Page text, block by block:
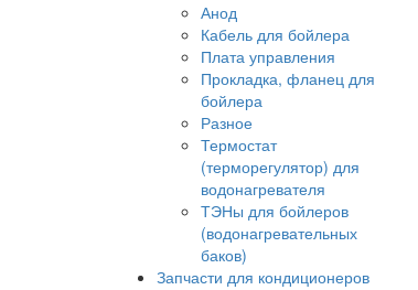
Анод
Кабель для бойлера
Плата управления
Прокладка, фланец для
бойлера
Разное
Термостат
(терморегулятор) для
водонагревателя
ТЭНы для бойлеров
(водонагревательных
баков)
Запчасти для кондиционеров